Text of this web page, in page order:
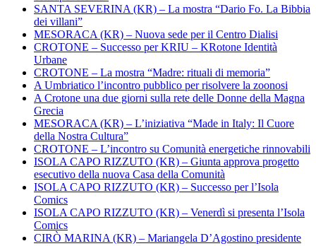
SANTA SEVERINA (KR) – La mostra “Dario Fo. La Bibbia
dei villani”
MESORACA (KR) – Nuova sede per il Centro Dialisi
CROTONE – Successo per KRIU – KRotone Identità
Urbane
CROTONE – La mostra “Madre: rituali di memoria”
A Umbriatico l’incontro pubblico per risolvere la zoonosi
A Crotone una due giorni sulla rete delle Donne della Magna
Grecia
MESORACA (KR) – L’iniziativa “Made in Italy: Il Cuore
della Nostra Cultura”
CROTONE – L’incontro su Comunità energetiche rinnovabili
ISOLA CAPO RIZZUTO (KR) – Giunta approva progetto
esecutivo della nuova Casa della Comunità
ISOLA CAPO RIZZUTO (KR) – Successo per l’Isola
Comics
ISOLA CAPO RIZZUTO (KR) – Venerdì si presenta l’Isola
Comics
CIRÒ MARINA (KR) – Mariangela D’Agostino presidente